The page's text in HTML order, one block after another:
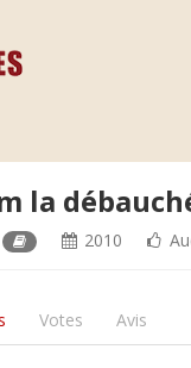
la
2010
Votes Avis